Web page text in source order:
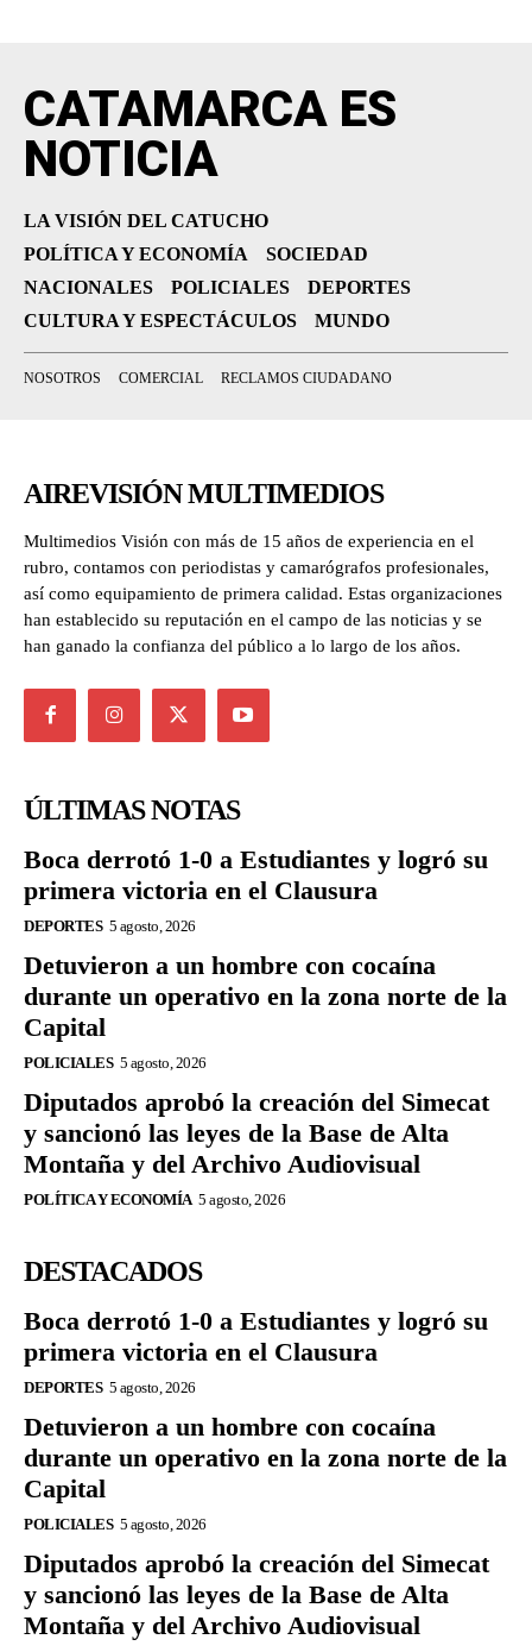
CATAMARCA ES
NOTICIA
LA VISIÓN DEL CATUCHO
POLÍTICA Y ECONOMÍA
SOCIEDAD
NACIONALES
POLICIALES
DEPORTES
CULTURA Y ESPECTÁCULOS
MUNDO
NOSOTROS COMERCIAL RECLAMOS CIUDADANO
AIREVISIÓN MULTIMEDIOS
Multimedios Visión con más de 15 años de experiencia en el
rubro, contamos con periodistas y camarógrafos profesionales,
así como equipamiento de primera calidad. Estas organizaciones
han establecido su reputación en el campo de las noticias y se
han ganado la confianza del público a lo largo de los años.
ÚLTIMAS NOTAS
Boca derrotó 1-0 a Estudiantes y logró su
primera victoria en el Clausura
DEPORTES 5 agosto, 2026
Detuvieron a un hombre con cocaína
durante un operativo en la zona norte de la
Capital
POLICIALES 5 agosto, 2026
Diputados aprobó la creación del Simecat
y sancionó las leyes de la Base de Alta
Montaña y del Archivo Audiovisual
POLÍTICA Y ECONOMÍA 5 agosto, 2026
DESTACADOS
Boca derrotó 1-0 a Estudiantes y logró su
primera victoria en el Clausura
DEPORTES 5 agosto, 2026
Detuvieron a un hombre con cocaína
durante un operativo en la zona norte de la
Capital
POLICIALES 5 agosto, 2026
Diputados aprobó la creación del Simecat
y sancionó las leyes de la Base de Alta
Montaña y del Archivo Audiovisual